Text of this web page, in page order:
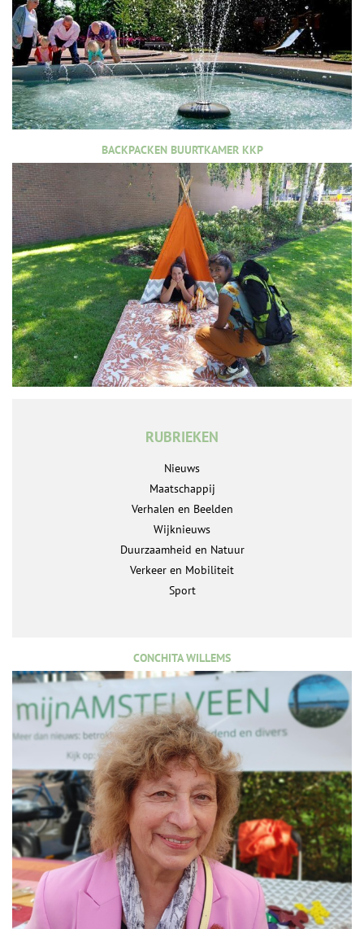
BACKPACKEN BUURTKAMER KKP
RUBRIEKEN
Nieuws
Maatschappij
Verhalen en Beelden
Wijknieuws
Duurzaamheid en Natuur
Verkeer en Mobiliteit
Sport
CONCHITA WILLEMS